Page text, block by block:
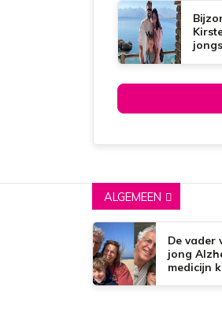
ALGEMEEN
De vader
jong
medicijn